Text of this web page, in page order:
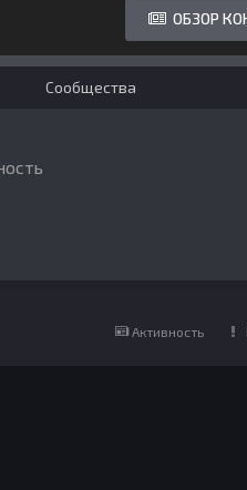
ОБЗОР
Сообщества
Активность